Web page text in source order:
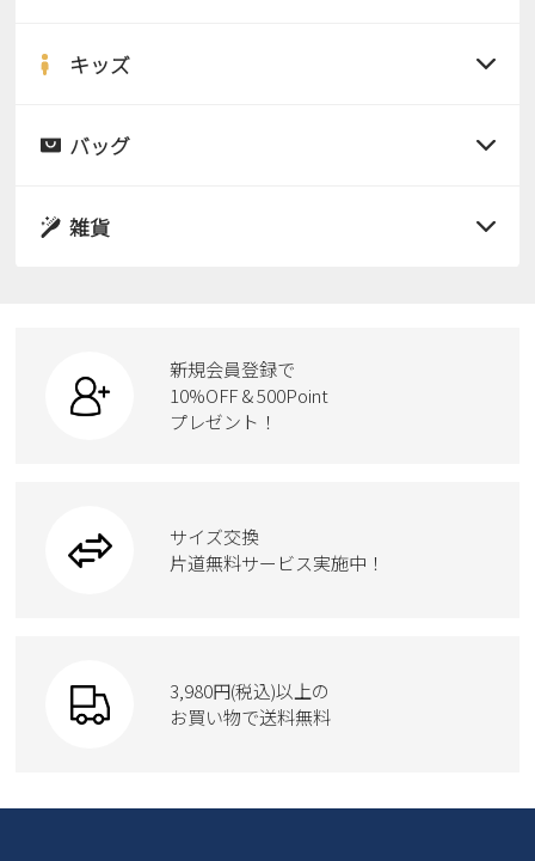
サンダル
スニーカー
カジュアルシューズ
ワークシューズ
ウェア
moz
サンダル
ローファー
ブーツ
Parade
GAP
キッズ
サンダル
スクール
new balance
瞬足
バッグ
ボディバッグ
ハンドバッグ
トートバッグ
雑貨
ケア用品
新規会員登録で
10%OFF & 500Point
プレゼント！
サイズ交換
片道無料サービス実施中！
3,980円(税込)以上の
お買い物で送料無料